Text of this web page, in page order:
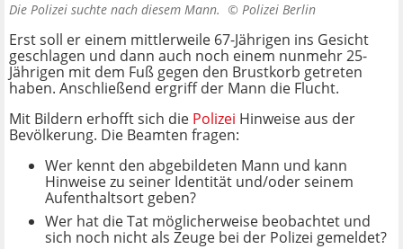
Die Polizei suchte nach diesem Mann. © Polizei Berlin
Erst soll er einem mittlerweile 67-Jährigen ins Gesicht
geschlagen und dann auch noch einem nunmehr 25-
Jährigen mit dem Fuß gegen den Brustkorb getreten
haben. Anschließend ergriff der Mann die Flucht.
Mit Bildern erhofft sich die Polizei Hinweise aus der
Bevölkerung. Die Beamten fragen:
Wer kennt den abgebildeten Mann und kann
Hinweise zu seiner Identität und/oder seinem
Aufenthaltsort geben?
Wer hat die Tat möglicherweise beobachtet und
sich noch nicht als Zeuge bei der Polizei gemeldet?